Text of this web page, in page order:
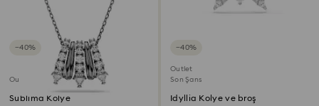
−40%
Outlet
Sublima Kolye
−40%
Outlet
Son Şans
Idyllia Kolye ve broş